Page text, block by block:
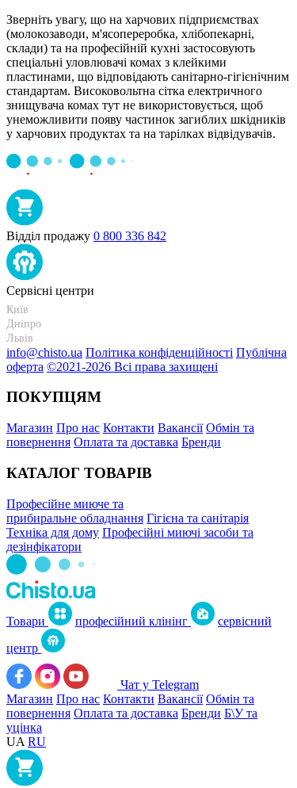
Зверніть увагу, що на харчових підприємствах
(молокозаводи, м'ясопереробка, хлібопекарні,
склади) та на професійній кухні застосовують
спеціальні уловлювачі комах з клейкими
пластинами, що відповідають санітарно-гігієнічним
стандартам. Високовольтна сітка електричного
знищувача комах тут не використовується, щоб
унеможливити появу частинок загиблих шкідників
у харчових продуктах та на тарілках відвідувачів.
Відділ продажу 0 800 336 842
Сервісні центри
Київ
Дніпро
Львів
info@chisto.ua Політика конфіденційності Публічна
оферта ©2021-2026 Всі права захищені
ПОКУПЦЯМ
Магазин Про нас Контакти Вакансії Обмін та
повернення Оплата та доставка Бренди
КАТАЛОГ ТОВАРІВ
Професійне миюче та
прибиральне обладнання Гігієна та санітарія
Техніка для дому Професійні миючі засоби та
дезінфікатори
Товари професійний клінінг
сервісний
центр
Чат у Telegram
Магазин Про нас Контакти Вакансії Обмін та
повернення Оплата та доставка Бренди Б\У та
уцінка
UA RU